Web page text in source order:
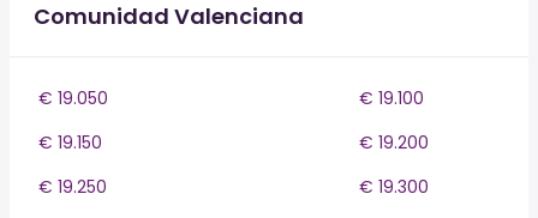
Comunidad Valenciana
€ 19.050
€ 19.100
€ 19.150
€ 19.200
€ 19.250
€ 19.300